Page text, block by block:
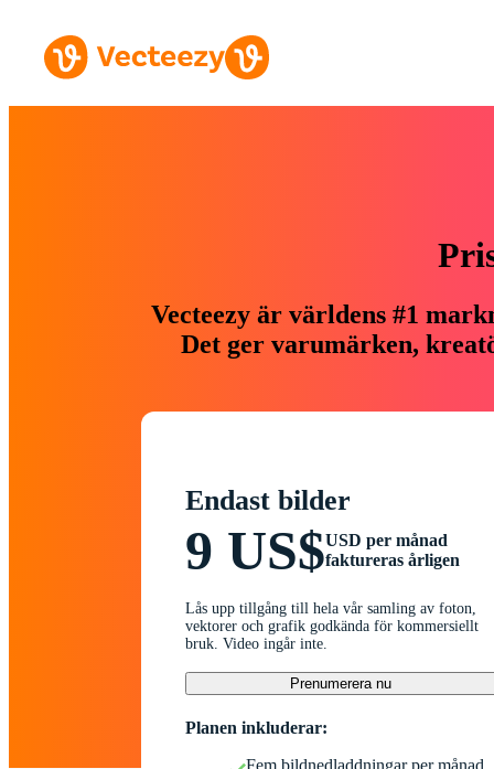
Vecteezy är världens #1
Det ger varumärken,
Endast bilder
9 US$USD per månad
faktureras årligen
Lås upp tillgång till hela vår samling av foton,
vektorer och grafik godkända för kommersiellt
bruk. Video ingår inte.
Prenumerera nu
Planen inkluderar:
Fem bildnedladdningar per månad